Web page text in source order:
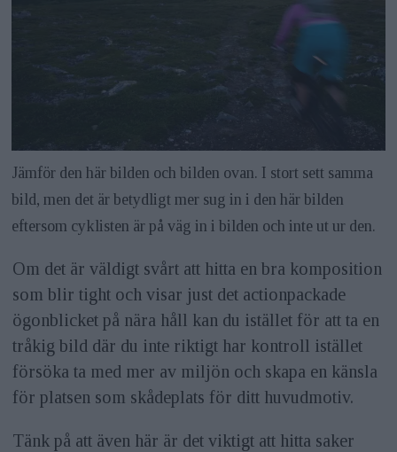
Jämför den här bilden och bilden ovan. I stort sett samma
bild, men det är betydligt mer sug in i den här bilden
eftersom cyklisten är på väg in i bilden och inte ut ur den.
Om det är väldigt svårt att hitta en bra komposition
som blir tight och visar just det actionpackade
ögonblicket på nära håll kan du istället för att ta en
tråkig bild där du inte riktigt har kontroll istället
försöka ta med mer av miljön och skapa en känsla
för platsen som skådeplats för ditt huvudmotiv.
Tänk på att även här är det viktigt att hitta saker